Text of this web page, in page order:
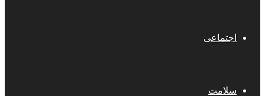
اجتماعی
سلامت